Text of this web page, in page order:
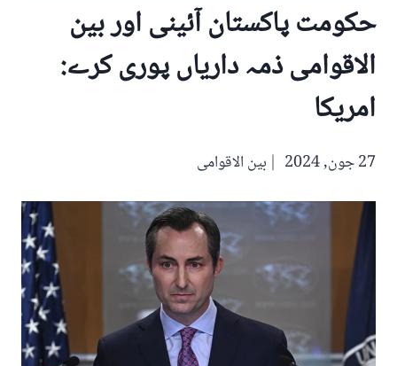
حکومت پاکستان آئینی اور بین
الاقوامی ذمہ داریاں پوری کرے:
امریکا
27 جون, 2024 بین الاقوامی